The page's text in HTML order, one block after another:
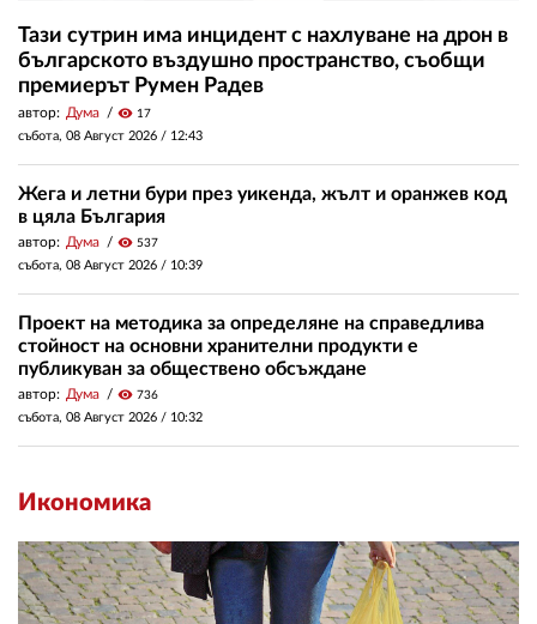
Тази сутрин има инцидент с нахлуване на дрон в
българското въздушно пространство, съобщи
премиерът Румен Радев
автор: Дума visibility 17
събота, 08 Август 2026 / 12:43
Жега и летни бури през уикенда, жълт и оранжев код
в цяла България
автор: Дума visibility 537
събота, 08 Август 2026 / 10:39
Проект на методика за определяне на справедлива
стойност на основни хранителни продукти е
публикуван за обществено обсъждане
автор: Дума visibility 736
събота, 08 Август 2026 / 10:32
Икономика